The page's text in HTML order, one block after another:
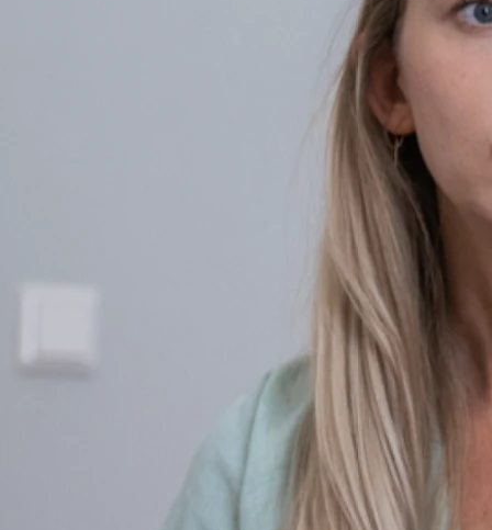
Der Ansatz der Sporttherapie verbindet medizinisches Wissen
mit sportwissenschaftlichen Methoden. Bewegungsangebote
werden gezielt ausgewählt und an den therapeutischen
Therapeutische Anleitung und Reflexion
Sporttherapie findet unter fachlicher Anleitung statt und
beinhaltet neben der Bewegung auch begleitende
Reflexionsprozesse. Körperliche Erfahrungen werden bewusst
wahrgenommen und in den therapeutischen Gesamtprozess
Kombination verschiedener methodischer
Der sporttherapeutische Ansatz integriert motorische,
pädagogische und psychologische Methoden. Bewegung dient
dabei als therapeutisches Medium, nicht als Selbstzweck.